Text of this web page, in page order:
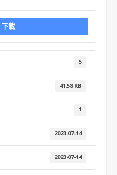
下載
5
41.58 KB
1
2023-07-14
2023-07-14